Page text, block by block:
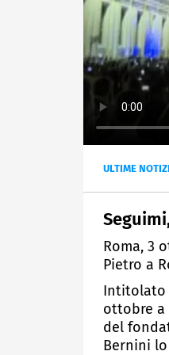
ULTIME
Roma, 3
Pietro a
Intitolato
ottobre a
del
Bernini